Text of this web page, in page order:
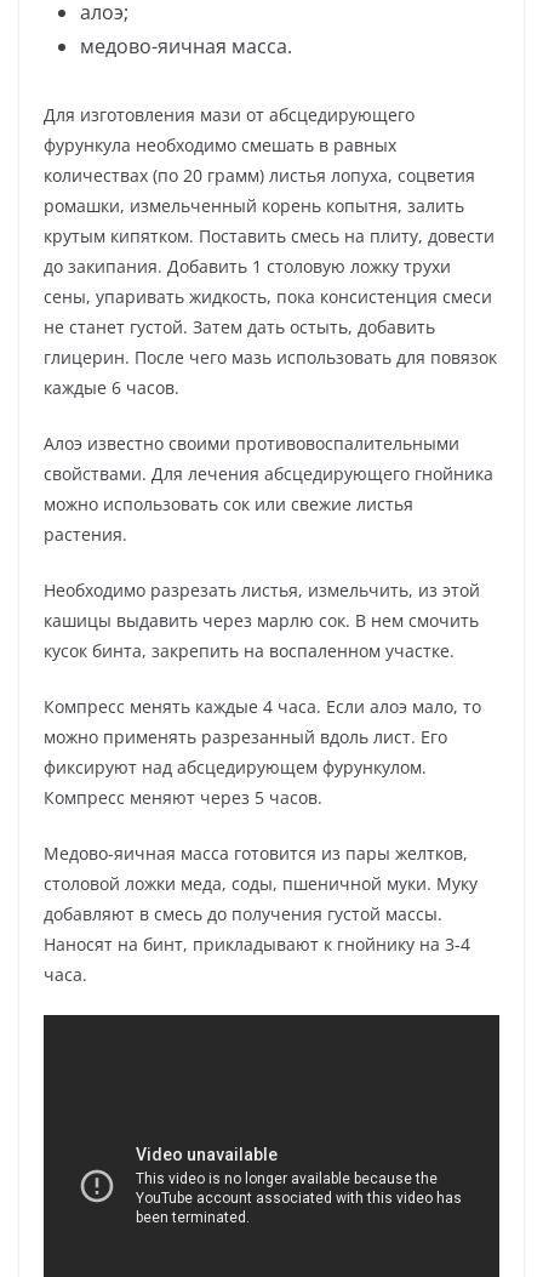
алоэ;
медово-яичная масса.
Для изготовления мази от абсцедирующего
фурункула необходимо смешать в равных
количествах (по 20 грамм) листья лопуха, соцветия
ромашки, измельченный корень копытня, залить
крутым кипятком. Поставить смесь на плиту, довести
до закипания. Добавить 1 столовую ложку трухи
сены, упаривать жидкость, пока консистенция смеси
не станет густой. Затем дать остыть, добавить
глицерин. После чего мазь использовать для повязок
каждые 6 часов.
Алоэ известно своими противовоспалительными
свойствами. Для лечения абсцедирующего гнойника
можно использовать сок или свежие листья
растения.
Необходимо разрезать листья, измельчить, из этой
кашицы выдавить через марлю сок. В нем смочить
кусок бинта, закрепить на воспаленном участке.
Компресс менять каждые 4 часа. Если алоэ мало, то
можно применять разрезанный вдоль лист. Его
фиксируют над абсцедирующем фурункулом.
Компресс меняют через 5 часов.
Медово-яичная масса готовится из пары желтков,
столовой ложки меда, соды, пшеничной муки. Муку
добавляют в смесь до получения густой массы.
Наносят на бинт, прикладывают к гнойнику на 3-4
часа.